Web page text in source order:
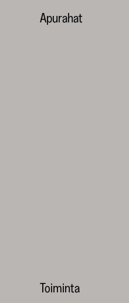
Apurahat
Toiminta